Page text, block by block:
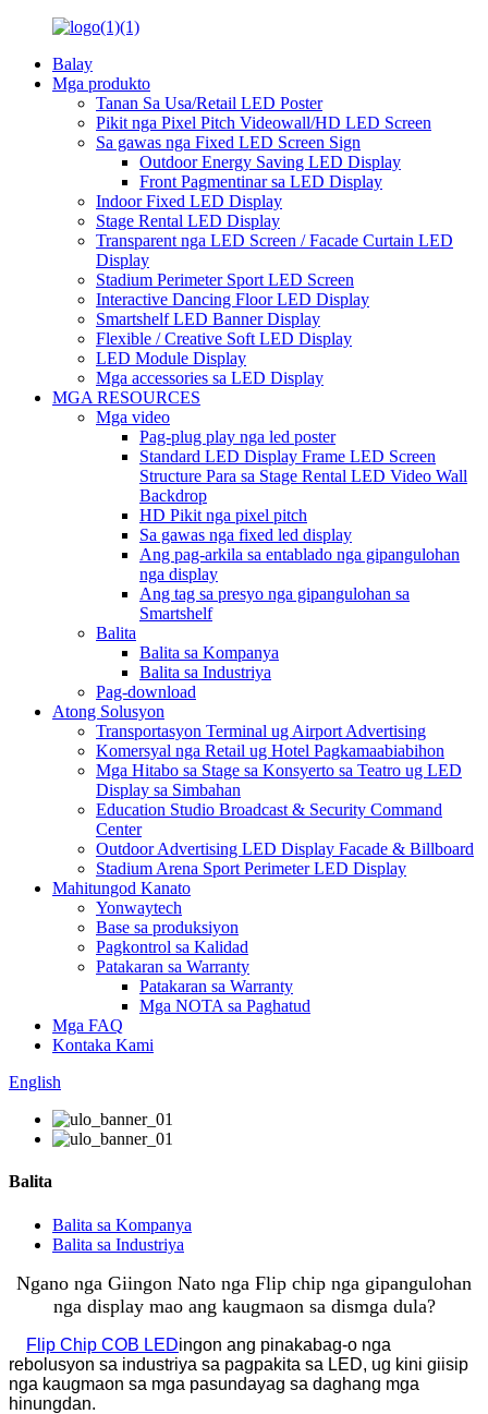
Balay
Mga produkto
Tanan Sa Usa/Retail LED Poster
Pikit nga Pixel Pitch Videowall/HD LED Screen
Sa gawas nga Fixed LED Screen Sign
Outdoor Energy Saving LED Display
Front Pagmentinar sa LED Display
Indoor Fixed LED Display
Stage Rental LED Display
Transparent nga LED Screen / Facade Curtain LED
Display
Stadium Perimeter Sport LED Screen
Interactive Dancing Floor LED Display
Smartshelf LED Banner Display
Flexible / Creative Soft LED Display
LED Module Display
Mga accessories sa LED Display
MGA RESOURCES
Mga video
Pag-plug play nga led poster
Standard LED Display Frame LED Screen
Structure Para sa Stage Rental LED Video Wall
Backdrop
HD Pikit nga pixel pitch
Sa gawas nga fixed led display
Ang pag-arkila sa entablado nga gipangulohan
nga display
Ang tag sa presyo nga gipangulohan sa
Smartshelf
Balita
Balita sa Kompanya
Balita sa Industriya
Pag-download
Atong Solusyon
Transportasyon Terminal ug Airport Advertising
Komersyal nga Retail ug Hotel Pagkamaabiabihon
Mga Hitabo sa Stage sa Konsyerto sa Teatro ug LED
Display sa Simbahan
Education Studio Broadcast & Security Command
Center
Outdoor Advertising LED Display Facade & Billboard
Stadium Arena Sport Perimeter LED Display
Mahitungod Kanato
Yonwaytech
Base sa produksiyon
Pagkontrol sa Kalidad
Patakaran sa Warranty
Patakaran sa Warranty
Mga NOTA sa Paghatud
Mga FAQ
Kontaka Kami
English
Balita
Balita sa Kompanya
Balita sa Industriya
Ngano nga Giingon Nato nga Flip chip nga gipangulohan
nga display mao ang kaugmaon sa dismga dula?
Flip Chip COB LEDingon ang pinakabag-o nga
rebolusyon sa industriya sa pagpakita sa LED, ug kini giisip
nga kaugmaon sa mga pasundayag sa daghang mga
hinungdan.